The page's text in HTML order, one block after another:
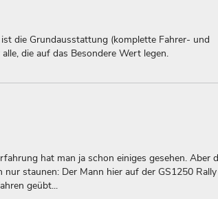
die Grundausstattung (komplette Fahrer- und
die auf das Besondere Wert legen.
hat man ja schon einiges gesehen. Aber
staunen: Der Mann hier auf der GS1250
geübt...